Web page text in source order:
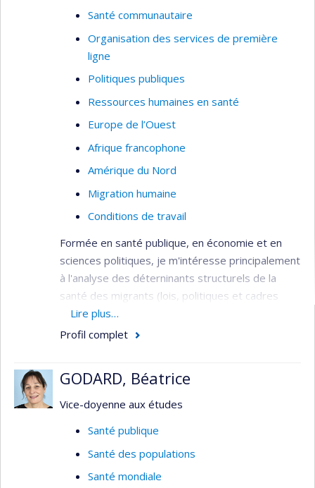
Santé communautaire
Organisation des services de première
ligne
Politiques publiques
Ressources humaines en santé
Europe de l’Ouest
Afrique francophone
Amérique du Nord
Migration humaine
Conditions de travail
Formée en santé publique, en économie et en
sciences politiques, je m'intéresse principalement
à l'analyse des déterninants structurels de la
santé des migrants (lois, politiques et cadres
réglementaires, normes) qui façonnent les
déterminants intermédiaires de la santé
soins et services des personnes au statut
migratoire précaire, et 2) l’émergence et la mise
formations aux professionnels de santé pour
améliorer les réponses aux besoins diversifiés
Lire plus…
Profil complet
GODARD, Béatrice
Vice-doyenne aux études
Santé publique
Santé des populations
Santé mondiale